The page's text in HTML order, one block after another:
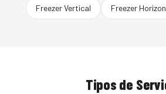
Freezer Vertical Freezer
Tipos de